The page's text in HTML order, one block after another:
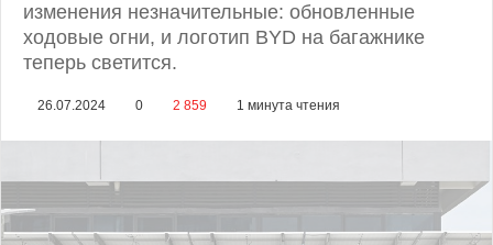
изменения незначительные: обновленные
ходовые огни, и логотип BYD на багажнике
теперь светится.
26.07.2024 0 2 859 1 минута чтения